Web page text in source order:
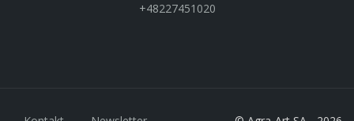
+48227451020